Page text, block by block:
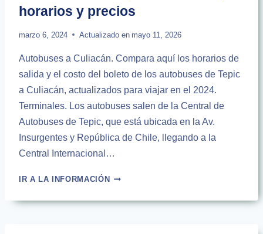
horarios y precios
marzo 6, 2024 Actualizado en mayo 11, 2026
Autobuses a Culiacán. Compara aquí los horarios de
salida y el costo del boleto de los autobuses de Tepic
a Culiacán, actualizados para viajar en el 2024.
Terminales. Los autobuses salen de la Central de
Autobuses de Tepic, que está ubicada en la Av.
Insurgentes y República de Chile, llegando a la
Central Internacional…
IR A LA INFORMACIÓNAUTOBUSES
TEPIC